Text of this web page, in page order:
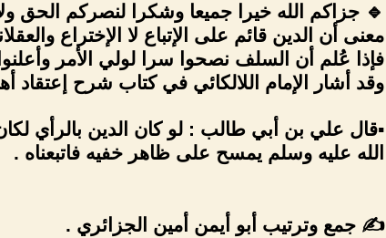
🔹 ‏جزاكم الله خيرا جميعا وشكرا لنصركم الحق
معنى أن الدين قائم على الإتباع لا الإختراع
فإذا عُلم أن السلف نصحوا سرا لولي الأمر
‏وقد أشار الإمام اللالكائي في كتاب شرح إعتقاد
▪️‏قال علي بن أبي طالب : لو كان الدين بالرأي
الله عليه وسلم يمسح على ظاهر خفيه فاتبعناه .
✍ جمع وترتيب أبو أيمن أمين الجزائري .